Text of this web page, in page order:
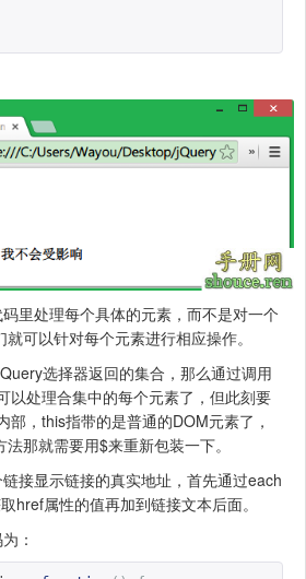
里处理每个具体的元素，而不是对一个
可以针对每个元素进行相应操作。
选择器返回的集合，那么通过调用
以处理合集中的每个元素了，但此刻要
部，this指带的是普通的DOM元素了，
那就需要用$来重新包装一下。
接显示链接的真实地址，首先通过each
href属性的值再加到链接文本后面。
：